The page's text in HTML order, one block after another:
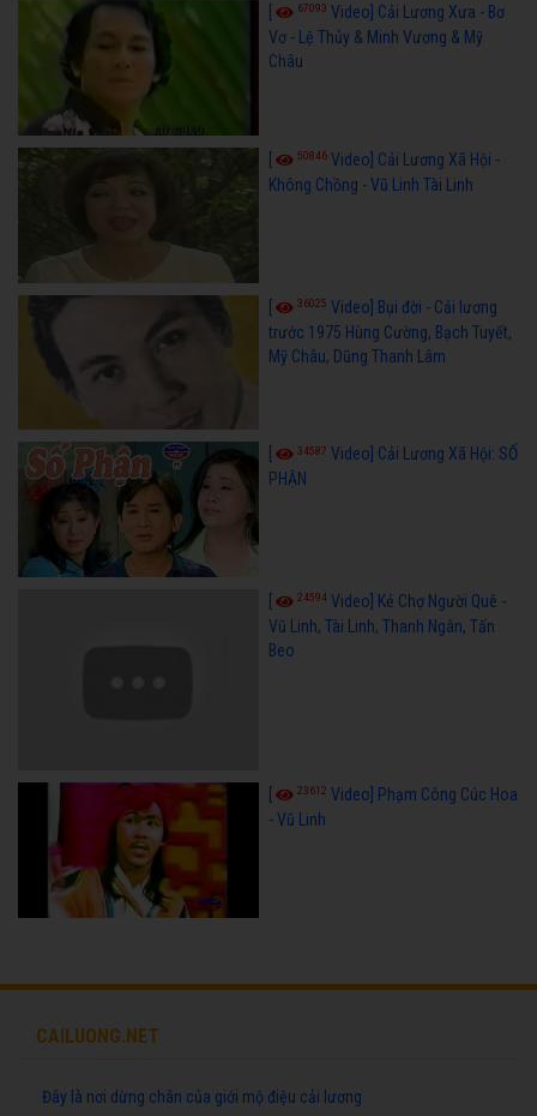
67093 Video] Cải Lương Xưa - Bơ
Vơ - Lệ Thủy & Minh Vương & Mỹ
Châu
50846 Video] Cải Lương Xã Hội -
Không Chồng - Vũ Linh Tài Linh
[ 36025 Video] Bụi đời - Cải lương
trước 1975 Hùng Cường, Bạch Tuyết,
Mỹ Châu, Dũng Thanh Lâm
34587 Video] Cải Lương Xã Hội: SỐ
PHẬN
24594 Video] Kẻ Chợ Người Quê -
Vũ Linh, Tài Linh, Thanh Ngân, Tấn
Beo
23612 Video] Phạm Công Cúc Hoa
- Vũ Linh
CAILUONG.NET
Đây là nơi dừng chân của giới mộ điệu cải lương